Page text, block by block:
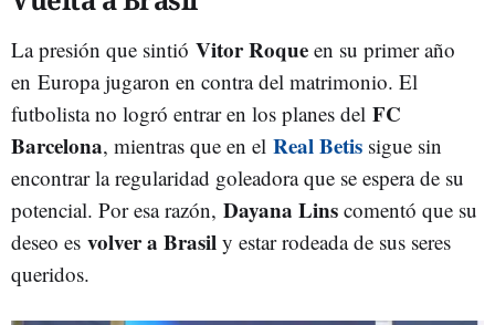
La presión que sintió Vitor Roque en su primer año
en Europa jugaron en contra del matrimonio. El
futbolista no logró entrar en los planes del FC
Barcelona, mientras que en el Real Betis sigue sin
encontrar la regularidad goleadora que se espera de su
potencial. Por esa razón, Dayana Lins comentó que su
deseo es volver a Brasil y estar rodeada de sus seres
queridos.